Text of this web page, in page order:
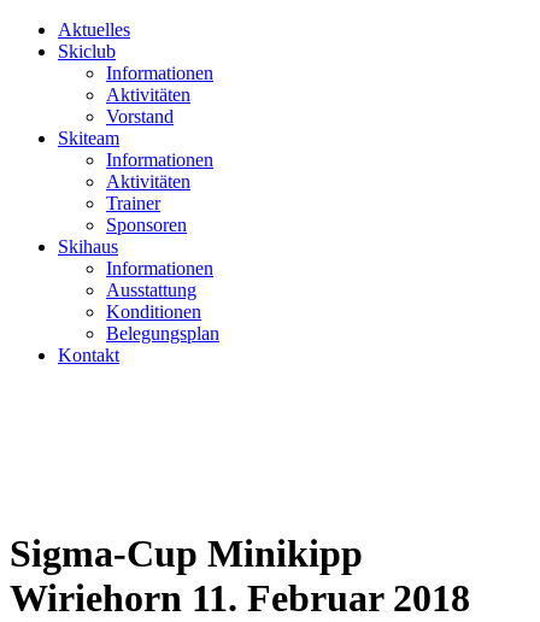
Aktuelles
Skiclub
Informationen
Aktivitäten
Vorstand
Skiteam
Informationen
Aktivitäten
Trainer
Sponsoren
Skihaus
Informationen
Ausstattung
Konditionen
Belegungsplan
Kontakt
Sigma-Cup Minikipp
Wiriehorn 11. Februar 2018